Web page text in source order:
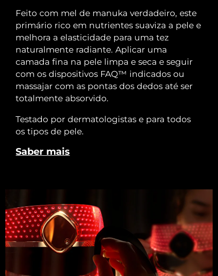
Feito com mel de manuka verdadeiro, este
primário rico em nutrientes suaviza a pele e
melhora a elasticidade para uma tez
naturalmente radiante. Aplicar uma
camada fina na pele limpa e seca e seguir
com os dispositivos FAQ™ indicados ou
massajar com as pontas dos dedos até ser
totalmente absorvido.
Testado por dermatologistas e para todos
os tipos de pele.
Saber mais